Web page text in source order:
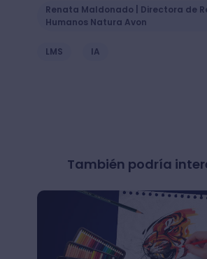
Renata Maldonado | Directora de
Humanos Natura Avon
LMS IA
También podría